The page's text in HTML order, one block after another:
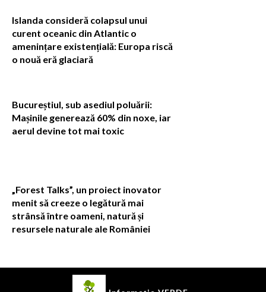
Islanda consideră colapsul unui
curent oceanic din Atlantic o
amenințare existențială: Europa riscă
o nouă eră glaciară
Bucureștiul, sub asediul poluării:
Mașinile generează 60% din noxe, iar
aerul devine tot mai toxic
„Forest Talks”, un proiect inovator
menit să creeze o legătură mai
strânsă între oameni, natură și
resursele naturale ale României